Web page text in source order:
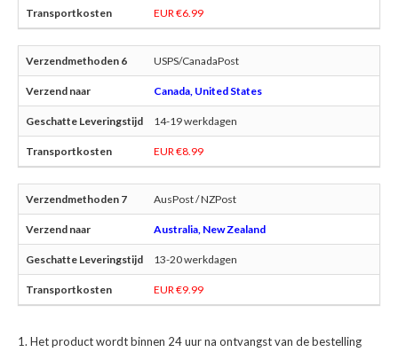
EUR €6.99
USPS/CanadaPost
Canada, United States
14-19 werkdagen
EUR €8.99
AusPost / NZPost
Australia, New Zealand
13-20 werkdagen
EUR €9.99
Het product wordt binnen 24 uur na ontvangst van de bestelling